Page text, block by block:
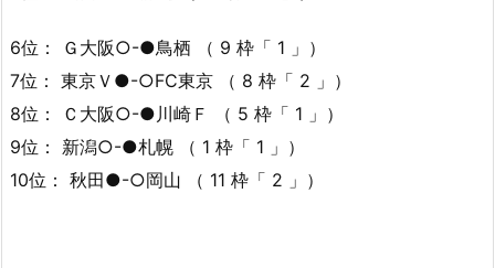
6位： Ｇ大阪○-●鳥栖 （ 9 枠「 1 」）
7位： 東京Ｖ●-○FC東京 （ 8 枠「 2 」）
8位： Ｃ大阪○-●川崎Ｆ （ 5 枠「 1 」）
9位： 新潟○-●札幌 （ 1 枠「 1 」）
10位： 秋田●-○岡山 （ 11 枠「 2 」）